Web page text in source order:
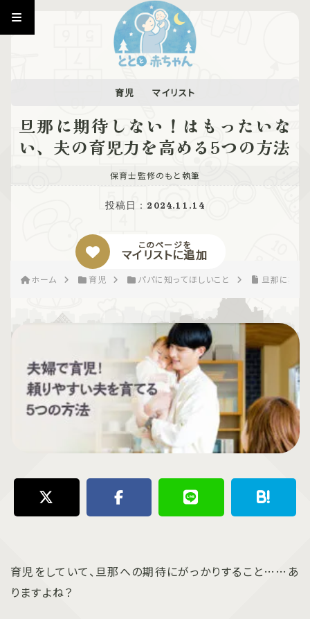
育児 マイリスト
旦那に期待しない！はもったいな
い、夫の育児力を高める5つの方法
投稿日： 2024.11.14
このページを
マイリストに追加
保育士監修のもと執筆
ホーム 育児 パパに知ってほしいこと 旦那に期待
育児をしていて、旦那への期待にがっかりすること……あ
りますよね？